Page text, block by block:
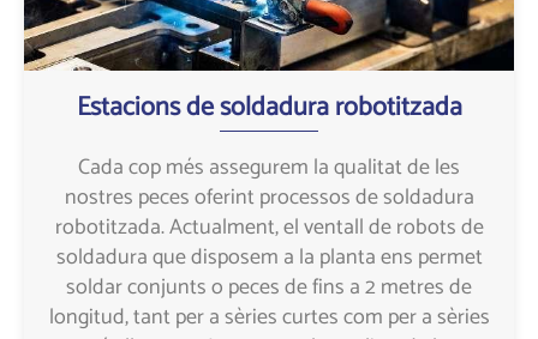
Estacions de soldadura robotitzada
Cada cop més assegurem la qualitat de les
nostres peces oferint processos de soldadura
robotitzada. Actualment, el ventall de robots de
soldadura que disposem a la planta ens permet
soldar conjunts o peces de fins a 2 metres de
longitud, tant per a sèries curtes com per a sèries